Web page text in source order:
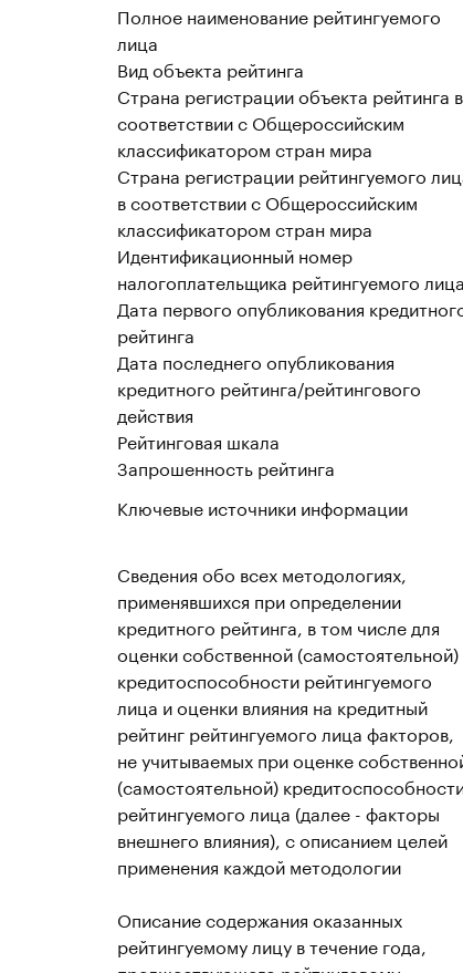
Полное наименование рейтингуемого
лица
Вид объекта рейтинга
Страна регистрации объекта рейтинга в
соответствии с Общероссийским
классификатором стран мира
Страна регистрации рейтингуемого
в соответствии с Общероссийским
классификатором стран мира
Идентификационный номер
налогоплательщика рейтингуемого лица
Дата первого опубликования
рейтинга
Дата последнего опубликования
кредитного рейтинга/рейтингового
действия
Рейтинговая шкала
Запрошенность рейтинга
Ключевые источники информации
Сведения обо всех методологиях,
применявшихся при определении
кредитного рейтинга, в том числе для
оценки собственной (самостоятельной)
кредитоспособности рейтингуемого
лица и оценки влияния на кредитный
рейтинг рейтингуемого лица факторов,
не учитываемых при оценке
(самостоятельной)
рейтингуемого лица (далее - факторы
внешнего влияния), с описанием целей
применения каждой методологии
Описание содержания оказанных
рейтингуемому лицу в течение года,